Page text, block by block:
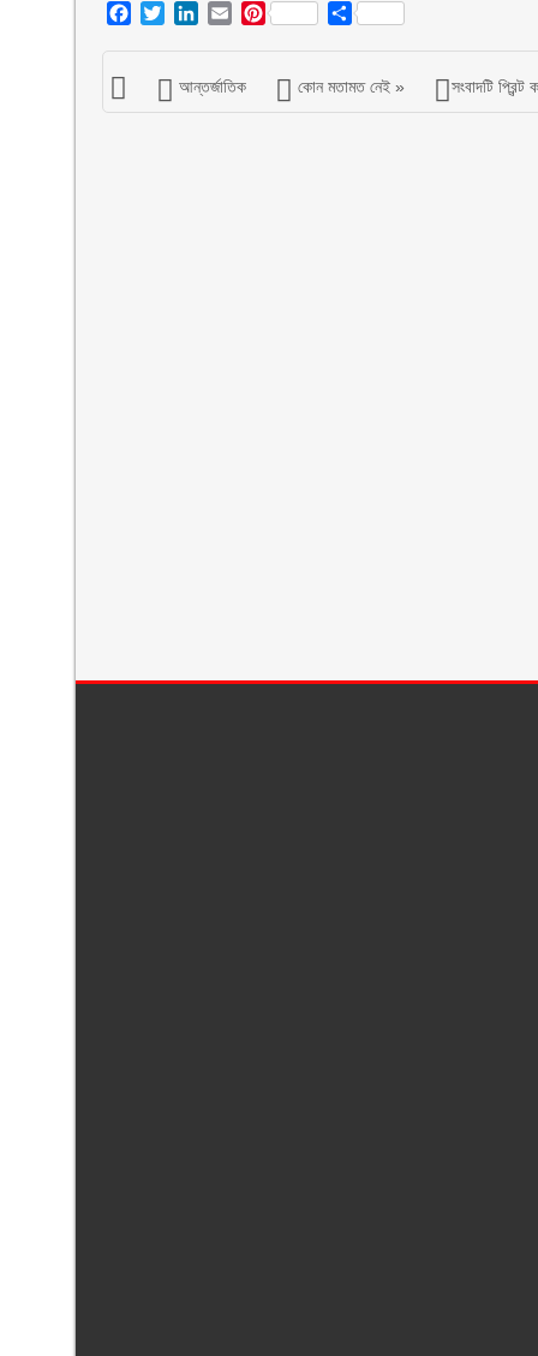
Facebook
TwitterLinkedIn
EmailPinterest Share
আন্তর্জাতিক কোন মতামত নেই » সংবাদটি প্রিন্ট